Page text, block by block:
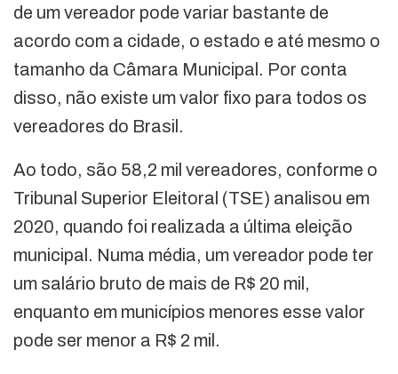
de um vereador pode variar bastante de
acordo com a cidade, o estado e até mesmo o
tamanho da Câmara Municipal. Por conta
disso, não existe um valor fixo para todos os
vereadores do Brasil.
Ao todo, são 58,2 mil vereadores, conforme o
Tribunal Superior Eleitoral (TSE) analisou em
2020, quando foi realizada a última eleição
municipal. Numa média, um vereador pode ter
um salário bruto de mais de R$ 20 mil,
enquanto em municípios menores esse valor
pode ser menor a R$ 2 mil.